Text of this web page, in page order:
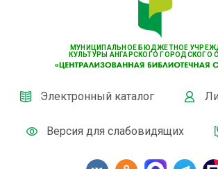
МУНИЦИПАЛЬНОЕ БЮДЖЕТНОЕ
КУЛЬТУРЫ АНГАРСКОГО ГОРОДСКОГО
Электронный каталог
Версия для слабовидящих